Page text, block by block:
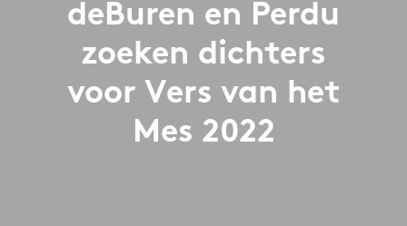
deBuren en Perdu
zoeken dichters
voor Vers van het
Mes 2022